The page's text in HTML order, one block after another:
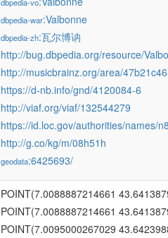
dbpedia-war:Valbonne
dbpedia-zh:瓦尔博讷
http://bug.dbpedia.org/resource/
http://musicbrainz.org/area/
https://d-nb.info/gnd/4120084-6
http://viaf.org/viaf/132544279
https://id.loc.gov/authorities/names/
http://g.co/kg/m/08h51h
geodata:6425693/
POINT(7.0088887214661
POINT(7.0088887214661
POINT(7.0095000267029